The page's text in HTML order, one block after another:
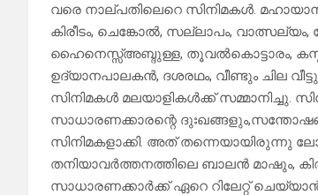
വരെ നാല്പതിലെറെ സിനിമകൾ.
കിരീടം, ചെങ്കോൽ, സല്ലാപം,
ഹൈനെസ്സ്അബ്ദുള്ള, തൂവൽകൊട്ടാരം,
ഉദ്യാനപാലകൻ, ദശരഥം, വീണ്ടും ചില
സിനിമകൾ മലയാളികൾക്ക് സമ്മാനിച്ചു.
സാധാരണക്കാരന്റെ
സിനിമകളാക്കി. അത് തന്നെയായിരുന്നു
തനിയാവർത്തനത്തിലെ ബാലൻ മാഷും,
സാധാരണക്കാർക്ക് ഏറെ റിലേറ്റ്